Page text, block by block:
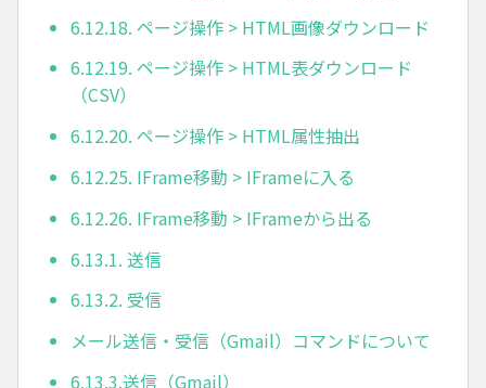
6.12.18. ページ操作 > HTML画像ダウンロード
6.12.19. ページ操作 > HTML表ダウンロード
（CSV）
6.12.20. ページ操作 > HTML属性抽出
6.12.25. IFrame移動 > IFrameに入る
6.12.26. IFrame移動 > IFrameから出る
6.13.1. 送信
6.13.2. 受信
メール送信・受信（Gmail）コマンドについて
6.13.3.送信（Gmail）